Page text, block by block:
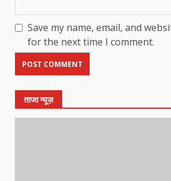
Save my name, email, and
for the next time I comment.
ताजा न्यूज़